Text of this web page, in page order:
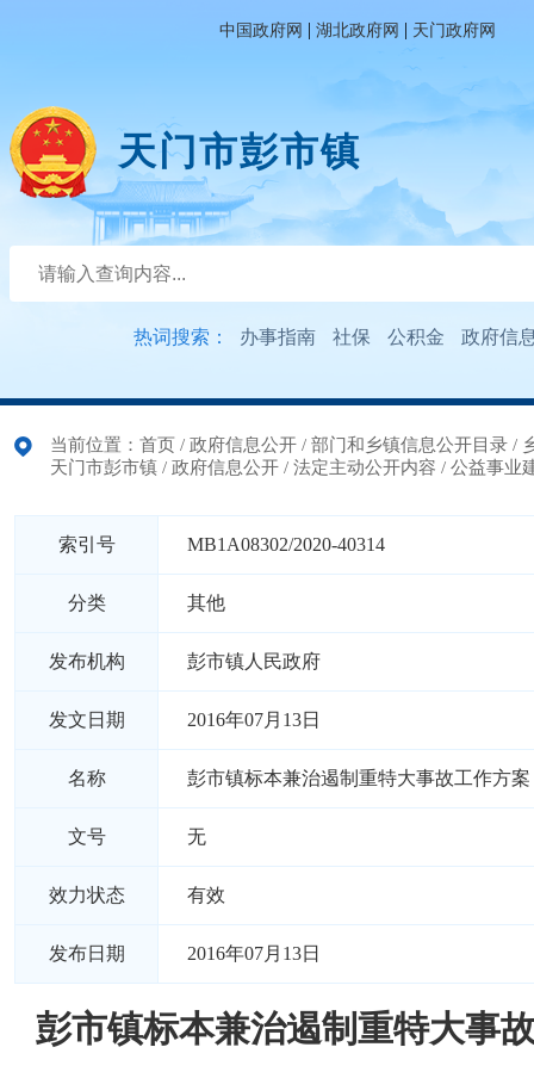
中国政府网 | 湖北政府网 | 天门政府网
天门市彭市镇
热词搜索： 办事指南 社保 公积金 政府信
当前位置： 首页 / 政府信息公开 / 部门和乡镇信息公开目录 /
天门市彭市镇 / 政府信息公开 / 法定主动公开内容 / 公益事业
索引号 MB1A08302/2020-40314
分类 其他
发布机构 彭市镇人民政府
发文日期 2016年07月13日
名称 彭市镇标本兼治遏制重特大事故工作方案
文号 无
效力状态 有效
发布日期 2016年07月13日
彭市镇标本兼治遏制重特大事